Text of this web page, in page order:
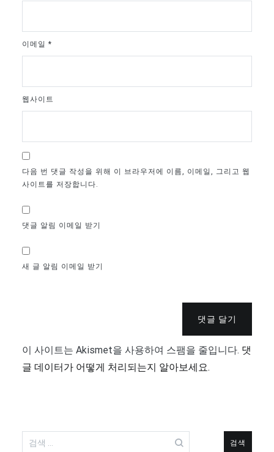
이메일 *
웹사이트
다음 번 댓글 작성을 위해 이 브라우저에 이름, 이메일, 그리고 웹
사이트를 저장합니다.
댓글 알림 이메일 받기
새 글 알림 이메일 받기
댓글 달기
이 사이트는 Akismet을 사용하여 스팸을 줄입니다. 댓
글 데이터가 어떻게 처리되는지 알아보세요.
색: